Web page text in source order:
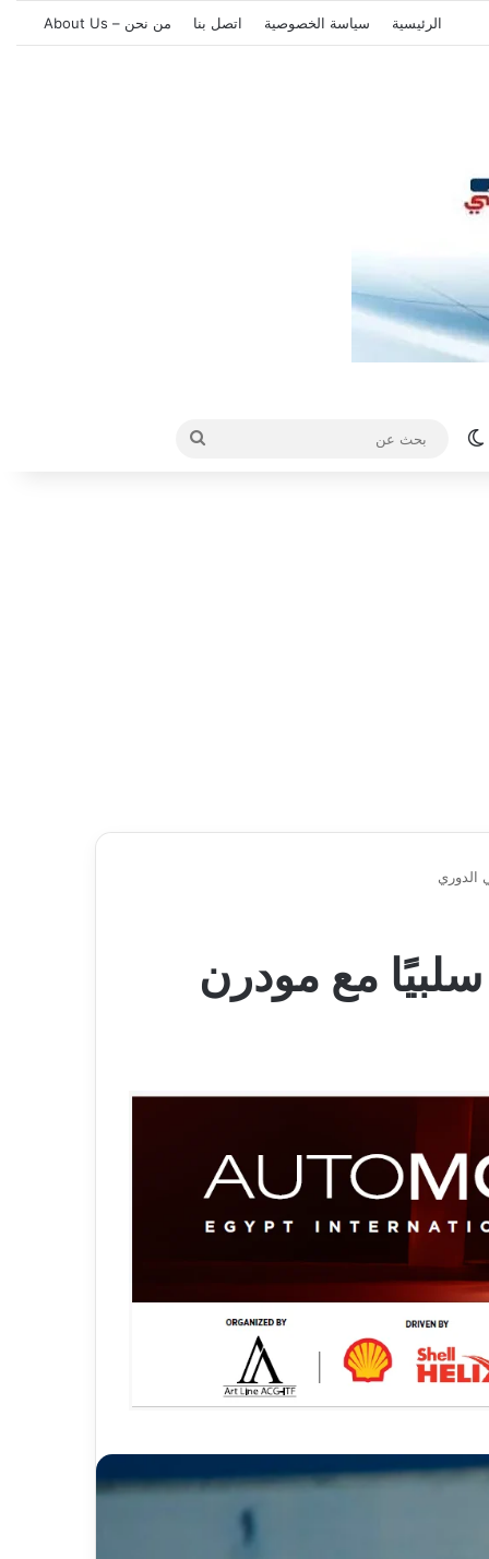
الرئيسية سياسة الخصوصية اتصل بنا من نحن – About Us
الوضع المظلم
بحث
الدوري
مع مودرن